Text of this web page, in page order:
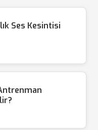
Ses Kesintisi